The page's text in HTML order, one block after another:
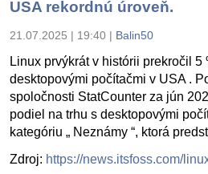
USA rekordnú úroveň.
21.07.2025 | 19:40 | Balin50
Linux prvýkrát v histórii prekročil 5
desktopovými počítačmi v USA .
spoločnosti StatCounter za jún
podiel na trhu s desktopovými
kategóriu „ Neznámy “, ktorá
Zdroj: https://news.itsfoss.com/